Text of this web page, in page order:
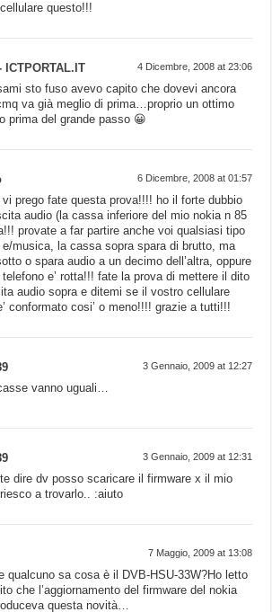
questo!!!
ICTPORTAL.IT 4 Dicembre, 2008 at 23:06
sto fuso avevo capito che dovevi ancora
va già meglio di prima…proprio un ottimo
prima del grande passo 😀
6 Dicembre, 2008 at 01:57
vi prego fate questa prova!!!! ho il forte dubbio
audio (la cassa inferiore del mio nokia n 85
provate a far partire anche voi qualsiasi tipo
e/musica, la cassa sopra spara di brutto, ma
o spara audio a un decimo dell’altra, oppure
e’ rotta!!! fate la prova di mettere il dito
audio sopra e ditemi se il vostro cellulare
conformato cosi’ o meno!!!! grazie a tutti!!!
3 Gennaio, 2009 at 12:27
vanno uguali…
3 Gennaio, 2009 at 12:31
dire dv posso scaricare il firmware x il mio
a trovarlo.. :aiuto
7 Maggio, 2009 at 13:08
qualcuno sa cosa è il DVB-HSU-33W?Ho letto
che l’aggiornamento del firmware del nokia
questa novità…